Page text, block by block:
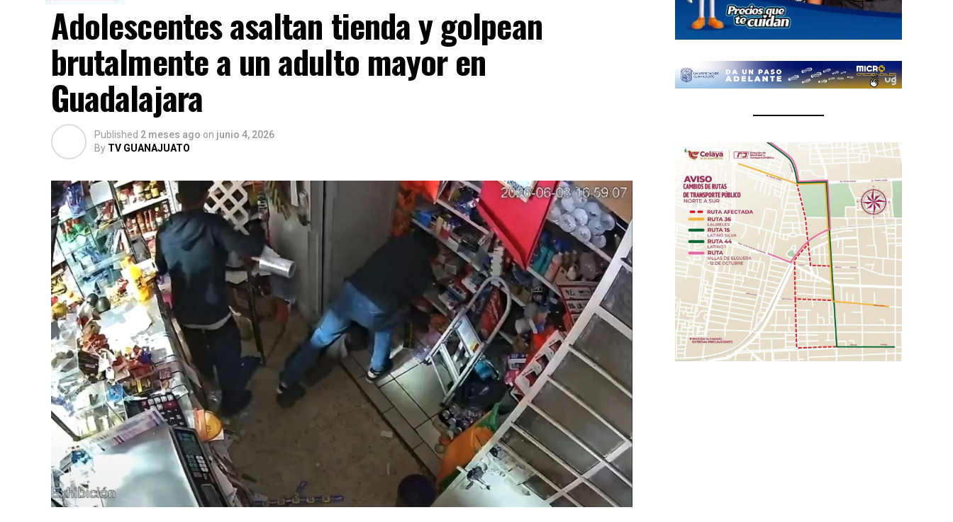
Adolescentes asaltan tienda y golpean
brutalmente a un adulto mayor en
Guadalajara
Published 2 meses ago on junio 4, 2026
By TV GUANAJUATO